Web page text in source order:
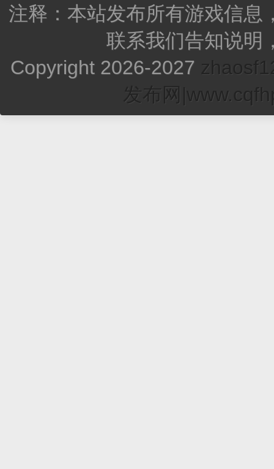
注释：本站发布所有游戏信息
联系我们告知说明
Copyright 2026-2027
发布网